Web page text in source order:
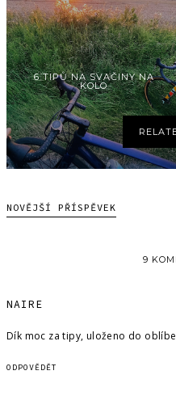
6 TIPŮ NA SVAČINY NA
KOLO
NOVĚJŠÍ PŘÍSPĚVEK
9
NAIRE
Dík moc za tipy, uloženo do
ODPOVĚDĚT